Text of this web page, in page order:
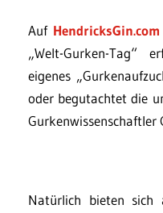
Auf HendricksGin.com
„Welt-Gurken-Tag“
eigenes
oder begutachtet die
Gurkenwissenschaftler
Natürlich bieten sich